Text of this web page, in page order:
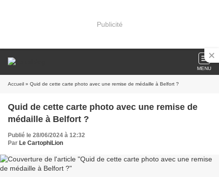
Publicité
MENU
Accueil » Quid de cette carte photo avec une remise de médaille à Belfort ?
Quid de cette carte photo avec une remise de
médaille à Belfort ?
Publié le 28/06/2024 à 12:32
Par Le CartophiLion